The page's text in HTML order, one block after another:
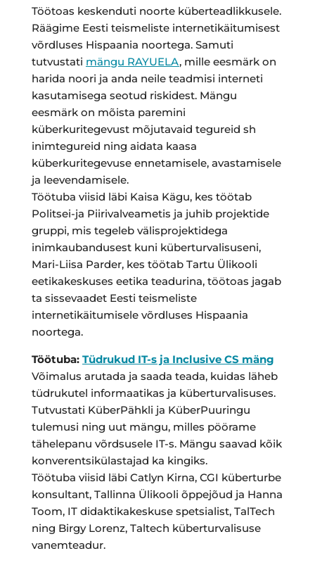
Töötoas keskenduti noorte küberteadlikkusele.
Räägime Eesti teismeliste internetikäitumisest
võrdluses Hispaania noortega. Samuti
tutvustati mängu RAYUELA, mille eesmärk on
harida noori ja anda neile teadmisi interneti
kasutamisega seotud riskidest. Mängu
eesmärk on mõista paremini
küberkuritegevust mõjutavaid tegureid sh
inimtegureid ning aidata kaasa
küberkuritegevuse ennetamisele, avastamisele
ja leevendamisele.
Töötuba viisid läbi Kaisa Kägu, kes töötab
Politsei-ja Piirivalveametis ja juhib projektide
gruppi, mis tegeleb välisprojektidega
inimkaubandusest kuni küberturvalisuseni,
Mari-Liisa Parder, kes töötab Tartu Ülikooli
eetikakeskuses eetika teadurina, töötoas jagab
ta sissevaadet Eesti teismeliste
internetikäitumisele võrdluses Hispaania
noortega.
Töötuba: Tüdrukud IT-s ja Inclusive CS mäng
Võimalus arutada ja saada teada, kuidas läheb
tüdrukutel informaatikas ja küberturvalisuses.
Tutvustati KüberPähkli ja KüberPuuringu
tulemusi ning uut mängu, milles pöörame
tähelepanu võrdsusele IT-s. Mängu saavad kõik
konverentsikülastajad ka kingiks.
Töötuba viisid läbi Catlyn Kirna, CGI küberturbe
konsultant, Tallinna Ülikooli õppejõud ja Hanna
Toom, IT didaktikakeskuse spetsialist, TalTech
ning Birgy Lorenz, Taltech küberturvalisuse
vanemteadur.